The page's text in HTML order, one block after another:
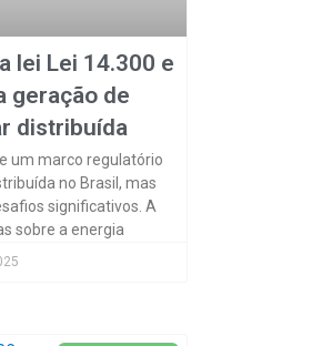
lei Lei 14.300 e
geração de
distribuída
um marco regulatório
no Brasil, mas
significativos. A
sobre a energia